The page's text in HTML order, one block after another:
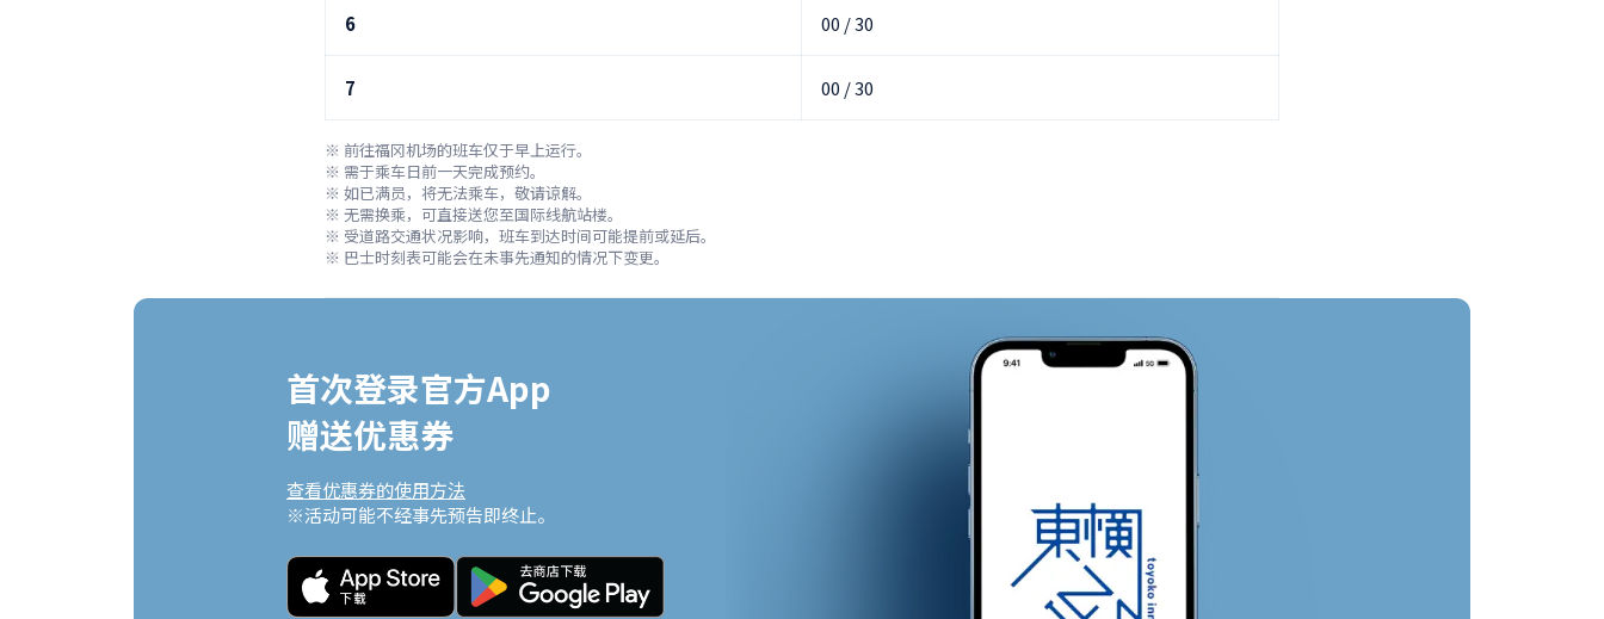
6 00 / 30
7 00 / 30
※ 前往福冈机场的班车仅于早上运行。
※ 需于乘车日前一天完成预约。
※ 如已满员，将无法乘车，敬请谅解。
※ 无需换乘，可直接送您至国际线航站楼。
※ 受道路交通状况影响，班车到达时间可能提前或延后。
※ 巴士时刻表可能会在未事先通知的情况下变更。
首次登录官方App
赠送优惠券
查看优惠券的使用方法
※活动可能不经事先预告即终止。